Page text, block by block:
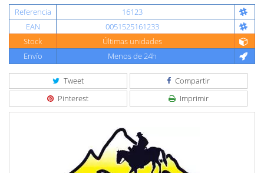
Referencia
16123
EAN
0051525161233
Stock
Últimas unidades
Envío
Menos de 24h
Tweet
Compartir
Pinterest
Imprimir